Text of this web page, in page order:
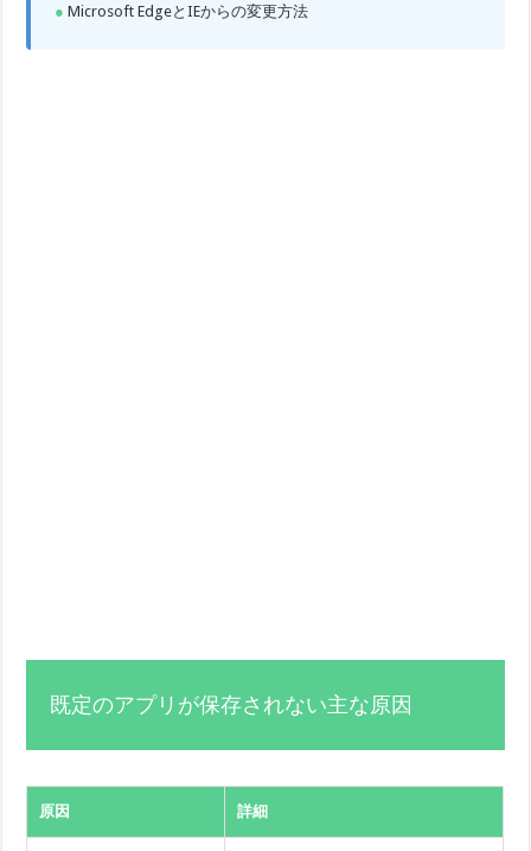
Microsoft EdgeとIEからの変更方法
既定のアプリが保存されない主な原因
原因 詳細